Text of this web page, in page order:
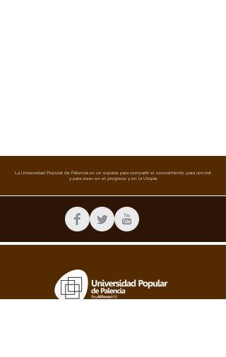
La Universidad Popular de Palencia es un espacio para compartir el conocimiento, para convivir
y para creer en el progreso y en la Utopía